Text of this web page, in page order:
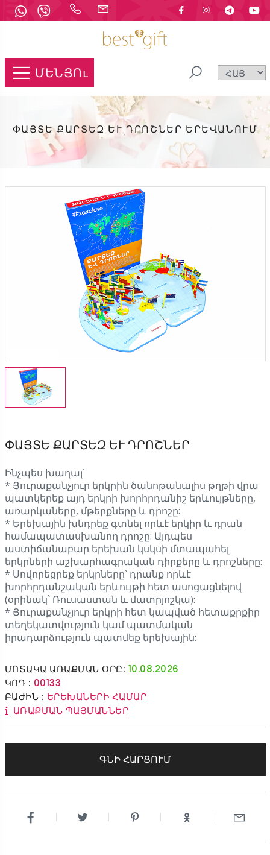
ՄԵՆՅՈւ
ՓԱՅՏԵ ՔԱՐՏԵԶ ԵՒ ԴՐՈՇՆԵՐ ԵՐԵՎԱՆՈՒՄ
ՓԱՅՏԵ ՔԱՐՏԵԶ ԵՒ ԴՐՈՇՆԵՐ
Ինչպես խաղալ՝
* Յուրաքանչյուր երկրին ծանոթանալիս թղթի վրա
պատկերեք այդ երկրի խորհրդանիշ երևույթները,
առարկաները, մթերքները և դրոշը:
* Երեխային խնդրեք գտնել որևէ երկիր և դրան
համապատասխանող դրոշը: Այդպես
աստիճանաբար երեխան կսկսի մտապահել
երկրների աշխարհագրական դիրքերը և դրոշները:
* Սովորեցրեք երկրները՝ դրանք որևէ
խորհրդանշական երևույթի հետ ասոցացնելով
(օրինակ՝ Ռուսաստան և մատրյոշկա):
* Յուրաքանչյուր երկրի հետ կապված հետաքրքիր
տեղեկատվություն կամ պատմական
իրադարձություն պատմեք երեխային:
ՄՈՏԱԿԱ ԱՌԱՔՄԱՆ ՕՐԸ: 10.08.2026
ԿՈԴ : 00133
ԲԱԺԻՆ : ԵՐԵԽԱՆԵՐԻ ՀԱՄԱՐ
ԱՌԱՔՄԱՆ ՊԱՅՄԱՆՆԵՐ
ԳՆԻ ՀԱՐՑՈՒՄ